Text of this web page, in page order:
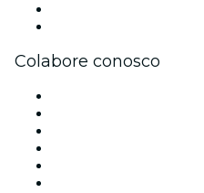
Colabore conosco